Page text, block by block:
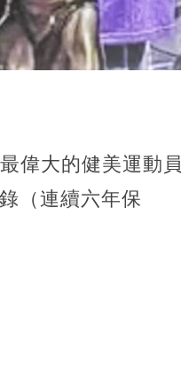
偉大的健美運動員
（連續六年保